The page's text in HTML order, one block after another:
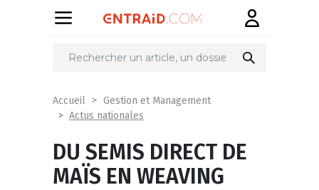
Partager
Accueil
Gestion et Management
Actus nationales
DU SEMIS DIRECT DE
MAÏS EN WEAVING